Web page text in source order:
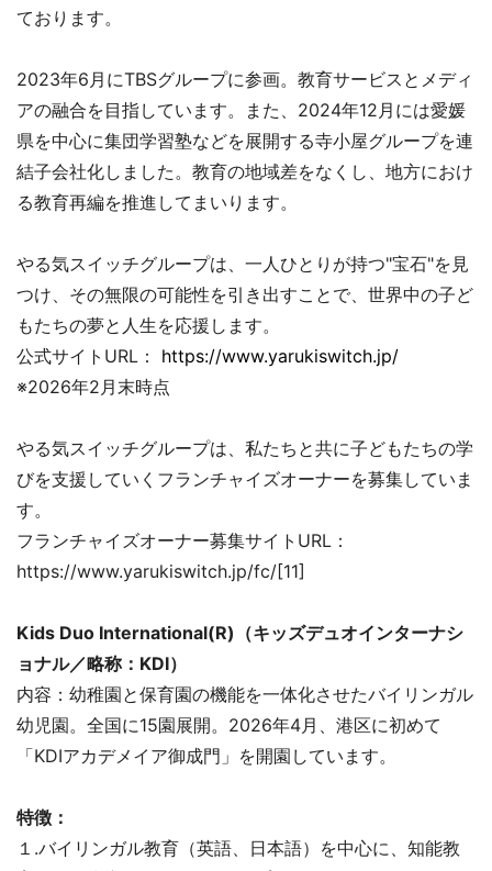
ております。
2023年6月にTBSグループに参画。教育サービスとメディ
アの融合を目指しています。また、2024年12月には愛媛
県を中心に集団学習塾などを展開する寺小屋グループを連
結子会社化しました。教育の地域差をなくし、地方におけ
る教育再編を推進してまいります。
やる気スイッチグループは、一人ひとりが持つ"宝石"を見
つけ、その無限の可能性を引き出すことで、世界中の子ど
もたちの夢と人生を応援します。
公式サイトURL： https://www.yarukiswitch.jp/
※2026年2月末時点
やる気スイッチグループは、私たちと共に子どもたちの学
びを支援していくフランチャイズオーナーを募集していま
す。
フランチャイズオーナー募集サイトURL：
https://www.yarukiswitch.jp/fc/[11]
Kids Duo International(R)（キッズデュオインターナシ
ョナル／略称：KDI）
内容：幼稚園と保育園の機能を一体化させたバイリンガル
幼児園。全国に15園展開。2026年4月、港区に初めて
「KDIアカデメイア御成門」を開園しています。
特徴：
１.バイリンガル教育（英語、日本語）を中心に、知能教